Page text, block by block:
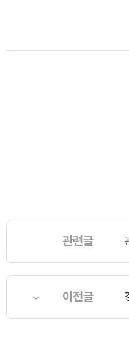
관련글
이전글